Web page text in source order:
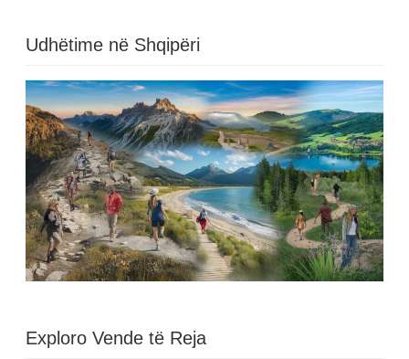
Udhëtime në Shqipëri
Exploro Vende të Reja